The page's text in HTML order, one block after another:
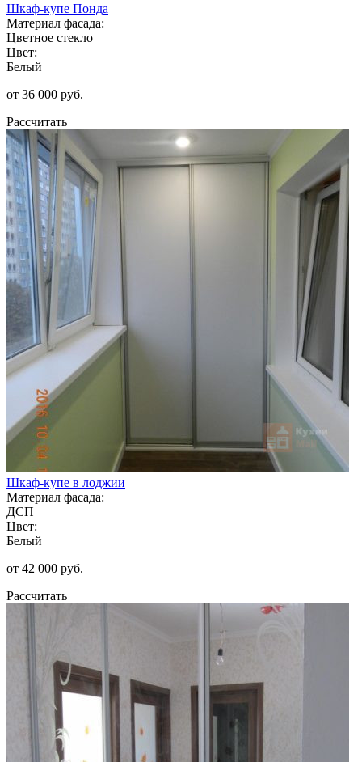
Шкаф-купе Понда
Материал фасада:
Цветное стекло
Цвет:
Белый
от 36 000 руб.
Рассчитать
Шкаф-купе в лоджии
Материал фасада:
ДСП
Цвет:
Белый
от 42 000 руб.
Рассчитать